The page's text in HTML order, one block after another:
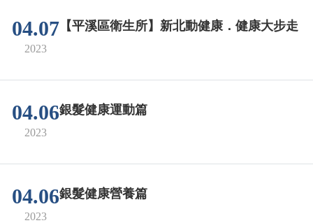
04.07
2023
【平溪區衛生所】新北動健康．健康大步走
04.06
2023
銀髮健康運動篇
04.06
2023
銀髮健康營養篇